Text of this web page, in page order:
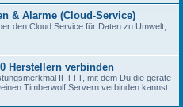
& Alarme (Cloud-Service)
den Cloud Service für Daten zu Umwelt,
Herstellern verbinden
IFTTT, mit dem Du die geräte
Timberwolf Servern verbinden kannst